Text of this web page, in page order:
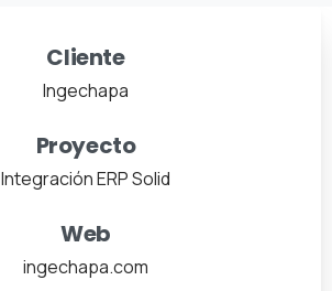
Cliente
Ingechapa
Proyecto
Integración ERP Solid
Web
ingechapa.com